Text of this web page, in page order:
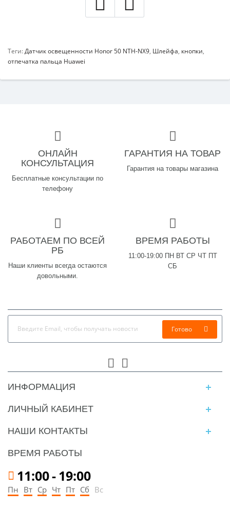
Теги:Датчик освещенности Honor 50 NTH-NX9, Шлейфа, кнопки,
отпечатка пальца Huawei
ОНЛАЙН
КОНСУЛЬТАЦИЯ
Бесплатные консультации по
телефону
ГАРАНТИЯ НА ТОВАР
Гарантия на товары магазина
РАБОТАЕМ ПО ВСЕЙ
РБ
Наши клиенты всегда остаются
довольными.
ВРЕМЯ РАБОТЫ
11:00-19:00 ПН ВТ СР ЧТ ПТ
СБ
Готово
ИНФОРМАЦИЯ
ЛИЧНЫЙ КАБИНЕТ
НАШИ КОНТАКТЫ
ВРЕМЯ РАБОТЫ
11:00-19:00
Пн Вт Ср Чт Пт Сб Вс